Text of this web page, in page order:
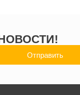
Отправить